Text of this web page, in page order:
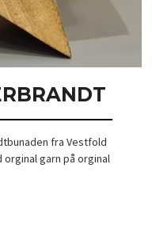
fra Vestfold
garn på orginal